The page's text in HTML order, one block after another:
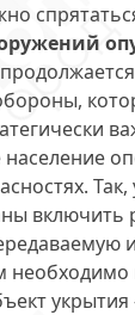
включить
необходимо